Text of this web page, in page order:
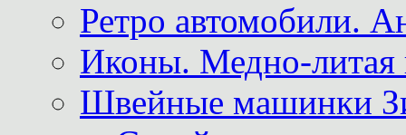
Ретро автомобили.
Иконы. Медно-литая
Швейные машинки